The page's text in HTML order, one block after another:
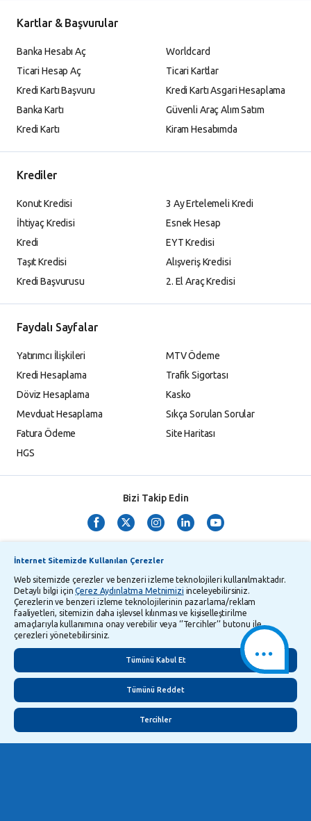
Kartlar & Başvurular
Banka Hesabı Aç
Ticari Hesap Aç
Kredi Kartı Başvuru
Banka Kartı
Kredi Kartı
Worldcard
Ticari Kartlar
Kredi Kartı Asgari Hesaplama
Güvenli Araç Alım Satım
Kiram Hesabımda
Krediler
Konut Kredisi
İhtiyaç Kredisi
Kredi
Taşıt Kredisi
Kredi Başvurusu
3 Ay Ertelemeli Kredi
Esnek Hesap
EYT Kredisi
Alışveriş Kredisi
2. El Araç Kredisi
Faydalı Sayfalar
Yatırımcı İlişkileri
Kredi Hesaplama
Döviz Hesaplama
Mevduat Hesaplama
Fatura Ödeme
HGS
MTV Ödeme
Trafik Sigortası
Kasko
Sıkça Sorulan Sorular
Site Haritası
Bizi Takip Edin
TMSF ve YTM Zaman Aşımı Listesi Bilgi Toplumu Hizmetleri
Kişisel Verilerin Korunması Gizlilik Politikası Çerez Aydınlatma Metni
İletişim English
Yapı ve Kredi Bankası A.Ş.
İnternet Sitemizde Kullanılan Çerezler
Web sitemizde çerezler ve benzeri izleme teknolojileri kullanılmaktadır.
Detaylı bilgi içinÇerez Aydınlatma Metnimizi inceleyebilirsiniz.
Çerezlerin ve benzeri izleme teknolojilerinin pazarlama/reklam
faaliyetleri, sitemizin daha işlevsel kılınması ve kişiselleştirilme
amaçlarıyla kullanımına onay verebilir veya ‘’Tercihler’’ butonu ile
çerezleri yönetebilirsiniz.
Tercihler
Tümünü Reddet
Tümünü Kabul Et